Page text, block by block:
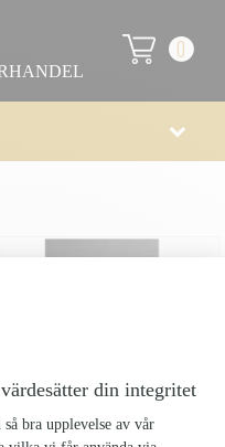
0
39 kr